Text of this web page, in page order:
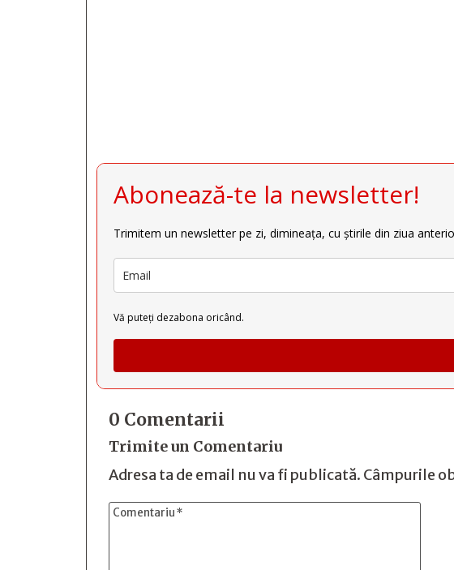
Abonează-te la newsletter!
Trimitem un newsletter pe zi, dimineața, cu știrile din ziua
Vă puteți dezabona oricând.
0 Comentarii
Trimite un Comentariu
Adresa ta de email nu va fi publicată. Câmpurile